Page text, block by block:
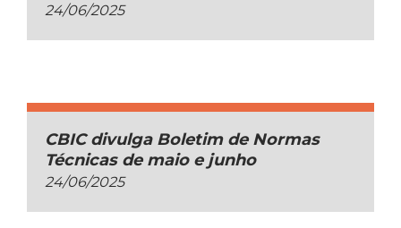
24/06/2025
CBIC divulga Boletim de Normas
Técnicas de maio e junho
24/06/2025